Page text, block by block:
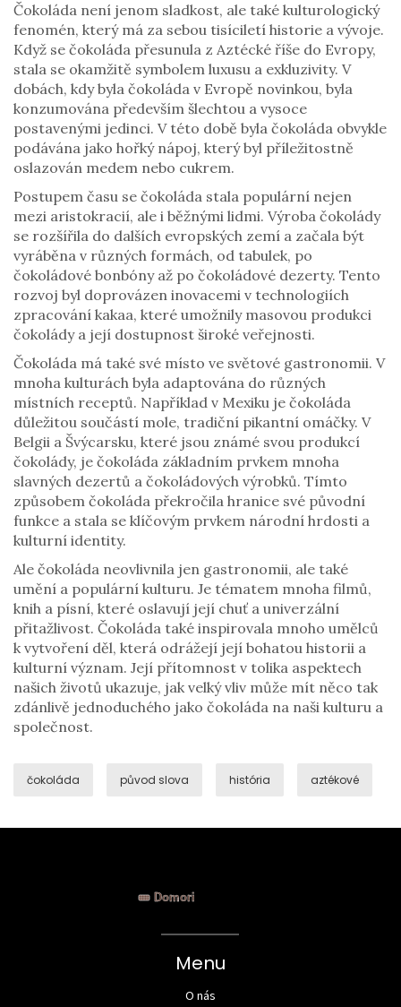
Čokoláda není jenom sladkost, ale také kulturologický
fenomén, který má za sebou tisíciletí historie a vývoje.
Když se čokoláda přesunula z Aztécké říše do Evropy,
stala se okamžitě symbolem luxusu a exkluzivity. V
dobách, kdy byla čokoláda v Evropě novinkou, byla
konzumována především šlechtou a vysoce
postavenými jedinci. V této době byla čokoláda obvykle
podávána jako hořký nápoj, který byl příležitostně
oslazován medem nebo cukrem.
Postupem času se čokoláda stala populární nejen
mezi aristokracií, ale i běžnými lidmi. Výroba čokolády
se rozšířila do dalších evropských zemí a začala být
vyráběna v různých formách, od tabulek, po
čokoládové bonbóny až po čokoládové dezerty. Tento
rozvoj byl doprovázen inovacemi v technologiích
zpracování kakaa, které umožnily masovou produkci
čokolády a její dostupnost široké veřejnosti.
Čokoláda má také své místo ve světové gastronomii. V
mnoha kulturách byla adaptována do různých
místních receptů. Například v Mexiku je čokoláda
důležitou součástí mole, tradiční pikantní omáčky. V
Belgii a Švýcarsku, které jsou známé svou produkcí
čokolády, je čokoláda základním prvkem mnoha
slavných dezertů a čokoládových výrobků. Tímto
způsobem čokoláda překročila hranice své původní
funkce a stala se klíčovým prvkem národní hrdosti a
kulturní identity.
Ale čokoláda neovlivnila jen gastronomii, ale také
umění a populární kulturu. Je tématem mnoha filmů,
knih a písní, které oslavují její chuť a univerzální
přitažlivost. Čokoláda také inspirovala mnoho umělců
k vytvoření děl, která odrážejí její bohatou historii a
kulturní význam. Její přítomnost v tolika aspektech
našich životů ukazuje, jak velký vliv může mít něco tak
zdánlivě jednoduchého jako čokoláda na naši kulturu a
společnost.
čokoláda původ slova história aztékové
Menu
O nás